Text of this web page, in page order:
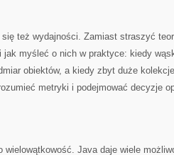
się też wydajności. Zamiast straszyć
jak myśleć o nich w praktyce: kiedy
obiektów, a kiedy zbyt duże
metryki i podejmować decyzje
wielowątkowość. Java daje wiele